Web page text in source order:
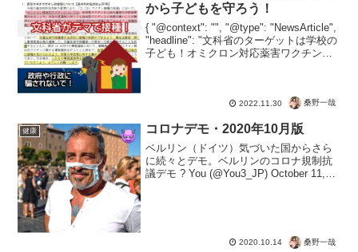
から子どもを守ろう！
{ "@context": "", "@type": "NewsArticle",
"headline": "文科省のターゲットは学校の
子ども！オミクロン対応薬害ワクチンか
2022.11.30 桑野一哉
健康 コロナデモ・2020年10月版
ベルリン（ドイツ）気づいた国からさら
に続々とデモ。ベルリンのコロナ規制抗
議デモ ? You (@You3_JP) October 11,
2020.10.14 桑野一哉